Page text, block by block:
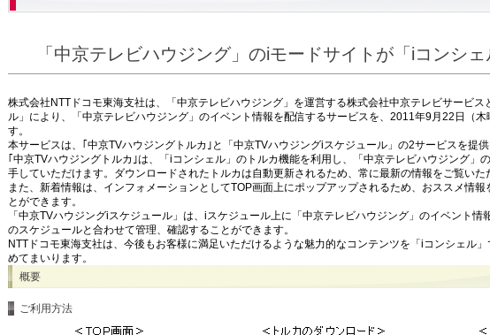
「中京テレビハウジング」のiモードサイトが「iコンシ
株式会社NTTドコモ東海支社は、「中京テレビハウジング」を運営する株式会社中京テレビサービス
ル」により、「中京テレビハウジング」のイベント情報を配信するサービスを、2011年9月22日（木
す。
本サービスは、｢中京TVハウジングトルカ｣と「中京TVハウジングiスケジュール」の2サービスを提供
｢中京TVハウジングトルカ｣は、「iコンシェル」のトルカ機能を利用し、「中京テレビハウジング」
手していただけます。ダウンロードされたトルカは自動更新されるため、常に最新の情報をご覧いた
また、新着情報は、インフォメーションとしてTOP画面上にポップアップされるため、おススメ情報
とができます。
「中京TVハウジングiスケジュール」は、iスケジュール上に「中京テレビハウジング」のイベント情
のスケジュールと合わせて管理、確認することができます。
NTTドコモ東海支社は、今後もお客様に満足いただけるような魅力的なコンテンツを「iコンシェル
めてまいります。
概要
ご利用方法